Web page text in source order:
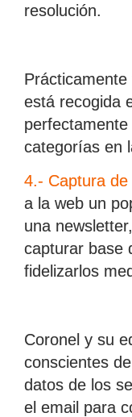
resolución.
está recogida
categorías en
4.- Captura de
a la web un
una
capturar base
fidelizarlos
Coronel y su
conscientes
datos de los
el email para